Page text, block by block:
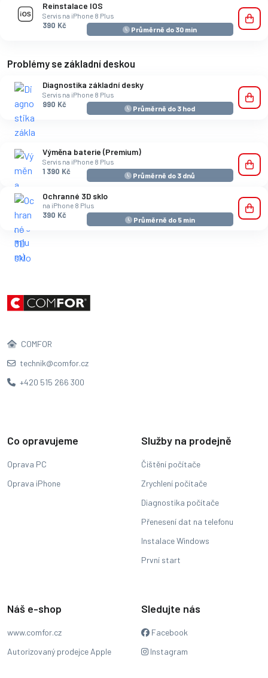
Reinstalace IOS
Servis na iPhone 8 Plus
390 Kč
Průměrně do 30 min
Problémy se základní deskou
Diagnostika základní desky
Servis na iPhone 8 Plus
990 Kč
Průměrně do 3 hod
Výměna baterie (Premium)
Servis na iPhone 8 Plus
1 390 Kč
Průměrně do 3 dnů
Ochranné 3D sklo
na iPhone 8 Plus
390 Kč
Průměrně do 5 min
COMFOR
technik@comfor.cz
+420 515 266 300
Co opravujeme
Oprava PC
Oprava iPhone
Služby na prodejně
Čištění počítače
Zrychlení počítače
Diagnostika počítače
Přenesení dat na telefonu
Instalace Windows
První start
Náš e-shop
www.comfor.cz
Autorizovaný prodejce Apple
Sledujte nás
Facebook
Instagram